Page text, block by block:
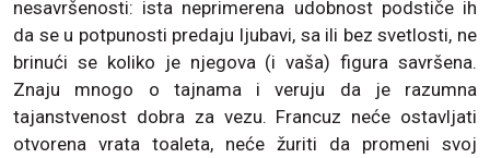
nesavršenosti: ista neprimerena udobnost podstiče ih
da se u potpunosti predaju ljubavi, sa ili bez svetlosti, ne
brinući se koliko je njegova (i vaša) figura savršena.
Znaju mnogo o tajnama i veruju da je razumna
tajanstvenost dobra za vezu. Francuz neće ostavljati
otvorena vrata toaleta, neće žuriti da promeni svoj